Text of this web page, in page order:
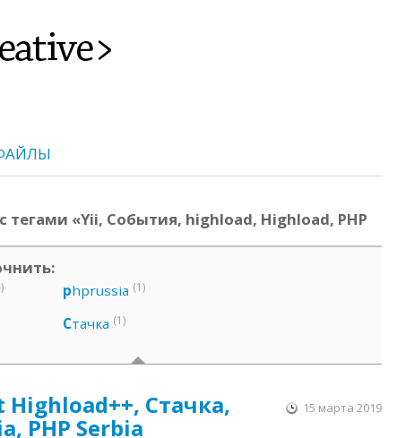
тегами «Yii, События, highload, Highload, PHP
phprussia (1)
Стачка (1)
Highload++, Стачка,
PHP Serbia
15 марта 2019